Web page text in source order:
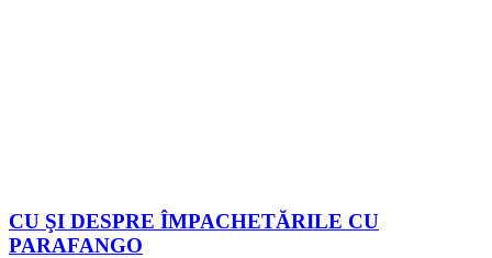
CU ŞI DESPRE ÎMPACHETĂRILE CU
PARAFANGO